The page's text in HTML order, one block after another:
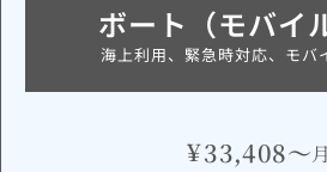
ボート（モバイ
海上利用、緊急時対応、モバ
¥33,408～